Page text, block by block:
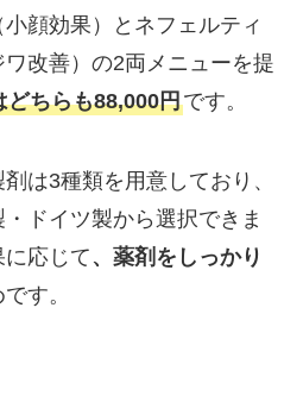
顔効果）とネフェルティ
改善）の2両メニューを提
どちらも88,000円です。
は3種類を用意しており、
ドイツ製から選択できま
応じて 、薬剤をしっかり
す。